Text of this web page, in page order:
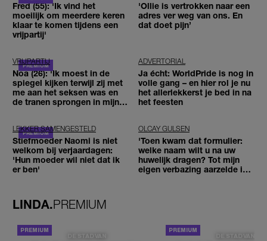
Fred (55): 'Ik vind het
moeilijk om meerdere keren
klaar te komen tijdens een
vrijpartij'
'Ollie is vertrokken naar een
adres ver weg van ons. En
dat doet pijn’
VRIJPARTIJ
Noa (26): 'Ik moest in de
spiegel kijken terwijl zij met
me aan het seksen was en
de tranen sprongen in mijn
ADVERTORIAL
Ja écht: WorldPride is nog in
volle gang – en hier rol je nu
het allerlekkerst je bed in na
het feesten
LEKKER SAMENGESTELD
Stiefmoeder Naomi is niet
welkom bij verjaardagen:
'Hun moeder wil niet dat ik
er ben'
OLCAY GULSEN
'Toen kwam dat formulier:
welke naam wilt u na uw
huwelijk dragen? Tot mijn
eigen verbazing aarzelde ik
LINDA.PREMIUM
DE STAD VAN DE STAD VAN